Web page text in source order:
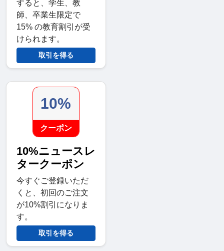
すると、学生、教
師、卒業生限定で
15% の教育割引が受
けられます。
取引を得る
10%
クーポン
10%ニュースレ
タークーポン
今すぐご登録いただ
くと、初回のご注文
が10%割引になりま
す。
取引を得る